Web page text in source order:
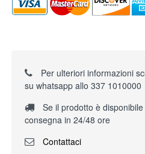
Per ulteriori informazioni
su whatsapp allo 337 1010000
Se il prodotto è disponibile
consegna in 24/48 ore
Contattaci